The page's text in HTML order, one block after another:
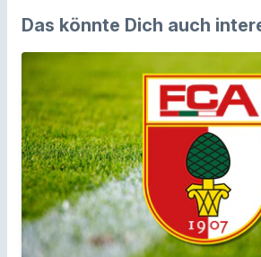
Das könnte Dich auch